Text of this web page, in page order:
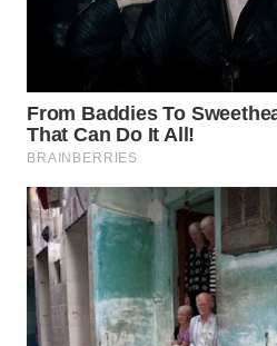
WN
KARO
WN
SIMALUNGUN
WN
LABUHANBATU
WN
TAPANULI
TENGAH